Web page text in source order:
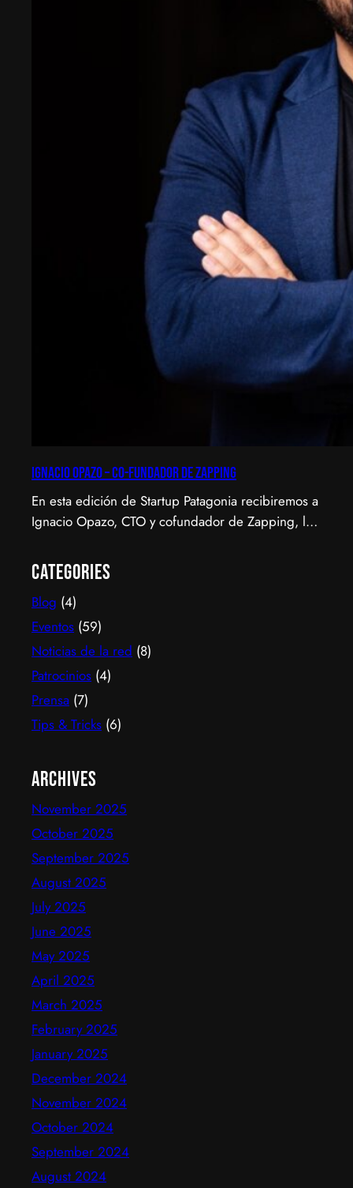
Ignacio Opazo – Co-Fundador de Zapping
En esta edición de Startup Patagonia recibiremos a
Ignacio Opazo, CTO y cofundador de Zapping, la
que América Latina ve televisión. ​Zapping nació
con una idea simple y potente: ofrecer una
experiencia de TV por internet fluida, sin
decodificadores ni contratos, y hoy suma más de
600…
Categories
Blog (4)
Eventos (59)
Noticias de la red (8)
Patrocinios (4)
Prensa (7)
Tips & Tricks (6)
Archives
November 2025
October 2025
September 2025
August 2025
July 2025
June 2025
May 2025
April 2025
March 2025
February 2025
January 2025
December 2024
November 2024
October 2024
September 2024
August 2024